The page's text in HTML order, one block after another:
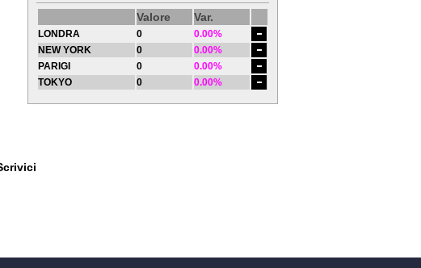
Valore Var.
LONDRA 0
0.00%
NEW YORK
0
0.00%
PARIGI
0
0.00%
TOKYO
0 0.00%